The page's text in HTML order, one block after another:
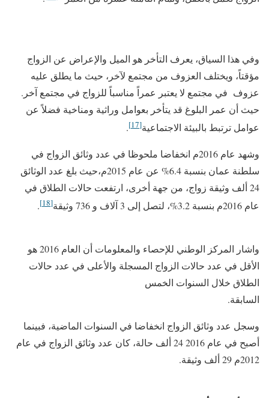
وفي هذا السياق، يعرف التأخر هو الميل والإعراض عن الزواج
مؤقتاً، ويختلف العزوف من مجتمع لآخر، حيث ما يطلق عليه
عزوف في مجتمع لا يعتبر عمراً مناسباً للزواج في مجتمع آخر.
حيث أن عمر البلوغ قد يتأخر بعوامل وراثية ومناخية فضلاً عن
عوامل ترتبط بالبيئة الاجتماعية[17]
.
وشهد عام 2016م انخفاضا ملحوظا في عدد وثائق الزواج في
سلطنة عمان بنسبة 6.4% عن عام 2015م،حيث بلغ عدد الوثائق
24 ألف وثيقة زواج، من جهة أخرى، ارتفعت حالات الطلاق في
عام 2016م بنسبة 3.2%، لتصل إلى 3 آلاف و 736 وثيقة
[18]
.
واشار المركز الوطني للإحصاء والمعلومات أن العام 2016 هو
الأقل في عدد حالات الزواج المسجلة والأعلى في عدد حالات
الطلاق خلال السنوات الخمس
السابقة.
وسجل عدد وثائق الزواج انخفاضا في السنوات الماضية، فبينما
أصبح في عام 2016 24 ألف حالة، كان عدد وثائق الزواج في عام
2012م 29 ألف وثيقة.